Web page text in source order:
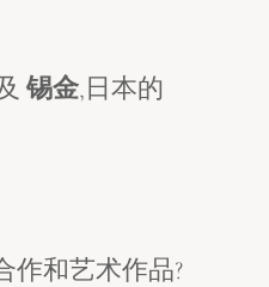
锡金,日本的
作和艺术作品?